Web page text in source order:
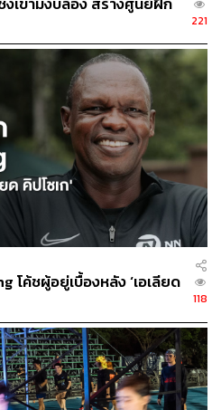
ห้คุณเลือกรองเท้าได้ถูกสนาม
เส้นทางธรรมชาติ มีทั้งดิน หิน
น้ำไหลผ่าน บ้างลัดเลาะไปใน
า มีทั้งเนินชันและทางลาดยาว
คม บางแห่งดินเป็นโคลน
ส่วนใหญ่ออกแบบมาเพื่อพิชิต
กใต้พื้นรองเท้าจะมีปุ่มไว้สำหรับ
มลึกตื้นมีผลแตกต่างกันไป ยิ่ง
มาก ลองนึกภาพพื้นหนาๆ น้ำ
พพอร์ตมากขึ้นด้วย ส่วนพวกพื้น
าะจะน้อยลงตามลำดับ พวกนี้จะ
ยได้ความคล่องตัวมาเป็นข้อ
พล หรือไม้ค้ำเวลาเดินขึ้นลง
ช้ร่างกายท่อนบนและท่อนล่าง
วจะร่วงทั้งคู่’ ฉะนั้นช่วงที่ขายัง
รต้องควักโพลออกมาคือช่วง
221
โค้ชผู้อยู่เบื้องหลัง ‘เอเลียด
118